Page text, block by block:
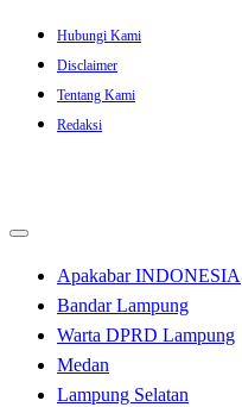
Skip
content
Hubungi Kami
Disclaimer
Tentang Kami
Redaksi
Apakabar INDONESIA
Bandar Lampung
Warta DPRD Lampung
Medan
Lampung Selatan